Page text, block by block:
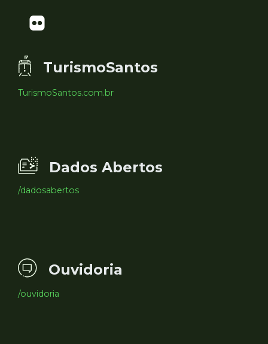
TurismoSantos
TurismoSantos.com.br
Dados Abertos
/dadosabertos
Ouvidoria
/ouvidoria